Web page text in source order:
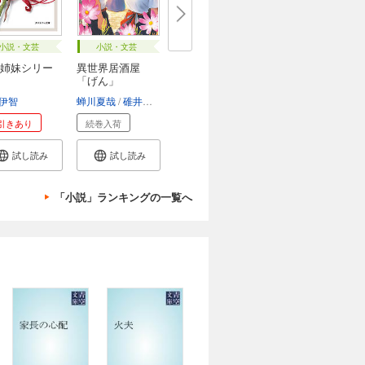
説・文芸
妹シリー
智
きあり
試し読み
小説・文芸
異世界居酒屋
「げん」
蝉川夏哉 碓井ツカサ
続巻入荷
試し読み
「小説」ランキングの一覧へ